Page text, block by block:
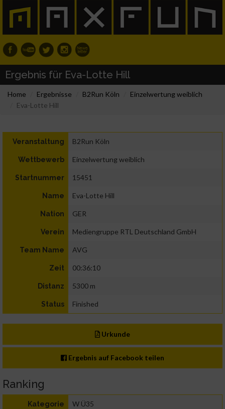
Ergebnis für Eva-Lotte Hill
Home Ergebnisse B2Run Köln
Einzelwertung weiblich
Eva-Lotte Hill
Veranstaltung B2Run Köln
Wettbewerb Einzelwertung weiblich
Startnummer 15451
Name Eva-Lotte Hill
Nation GER
Verein Mediengruppe RTL Deutschland GmbH
Team Name AVG
Zeit 00:36:10
Distanz 5300 m
Status Finished
Urkunde
Ergebnis auf Facebook teilen
Ranking
Kategorie W Ü35